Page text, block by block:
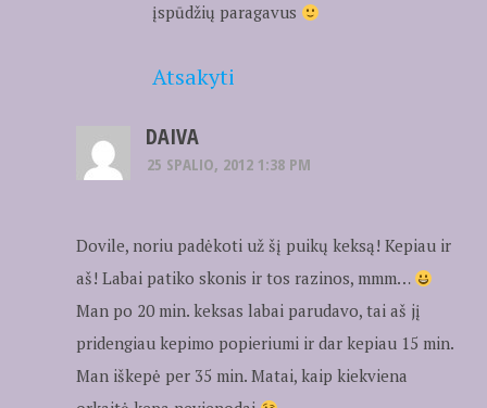
įspūdžių paragavus
Atsakyti
DAIVA
25 SPALIO, 2012 1:38 PM
Dovile, noriu padėkoti už šį puikų keksą! Kepiau ir
aš! Labai patiko skonis ir tos razinos, mmm…
Man po 20 min. keksas labai parudavo, tai aš jį
pridengiau kepimo popieriumi ir dar kepiau 15 min.
Man iškepė per 35 min. Matai, kaip kiekviena